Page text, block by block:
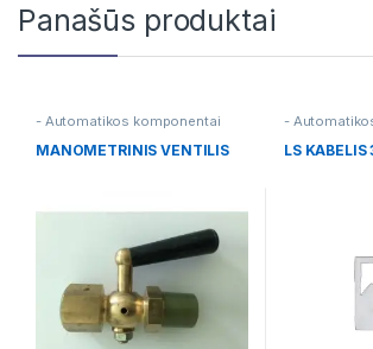
Panašūs produktai
- Automatikos komponentai
MANOMETRINIS VENTILIS
-
LS KABELIS